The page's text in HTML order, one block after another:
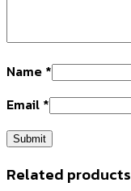
Name *
Email *
Related products